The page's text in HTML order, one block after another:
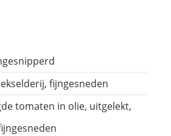
fijngesneden
tomaten in olie, uitgelekt,